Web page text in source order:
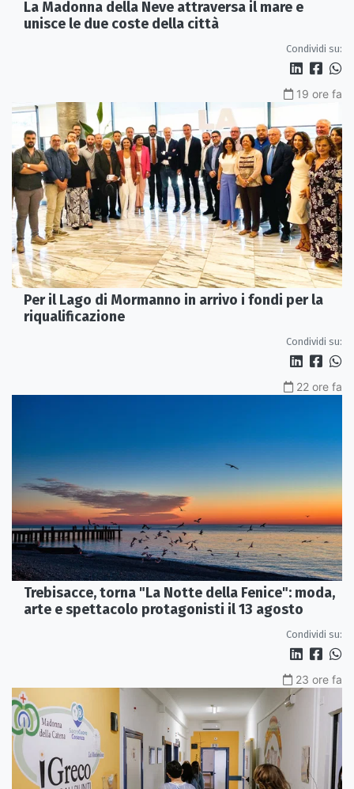
La Madonna della Neve attraversa il mare e
unisce le due coste della città
Condividi su:
19 ore fa
Per il Lago di Mormanno in arrivo i fondi per la
riqualificazione
Condividi su:
22 ore fa
Trebisacce, torna "La Notte della Fenice": moda,
arte e spettacolo protagonisti il 13 agosto
Condividi su:
23 ore fa